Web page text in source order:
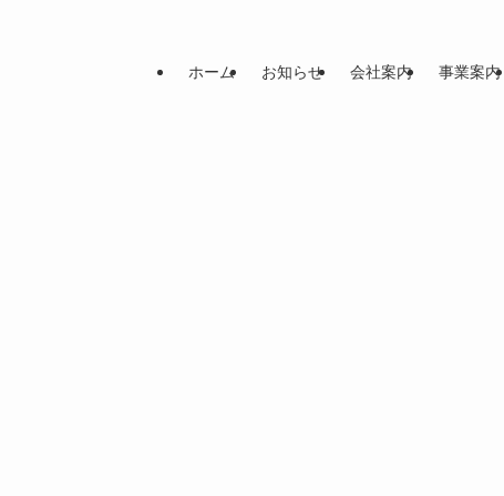
ホーム お知らせ 会社案内 事業案内